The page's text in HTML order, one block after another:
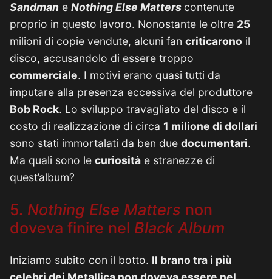
Sandman e Nothing Else Matters contenute
proprio in questo lavoro. Nonostante le oltre 25
milioni di copie vendute, alcuni fan criticarono il
disco, accusandolo di essere troppo
commerciale. I motivi erano quasi tutti da
imputare alla presenza eccessiva del produttore
Bob Rock. Lo sviluppo travagliato del disco e il
costo di realizzazione di circa 1 milione di dollari
sono stati immortalati da ben due documentari.
Ma quali sono le curiosità e stranezze di
quest’album?
5. Nothing Else Matters non
doveva finire nel Black Album
Iniziamo subito con il botto. Il brano tra i più